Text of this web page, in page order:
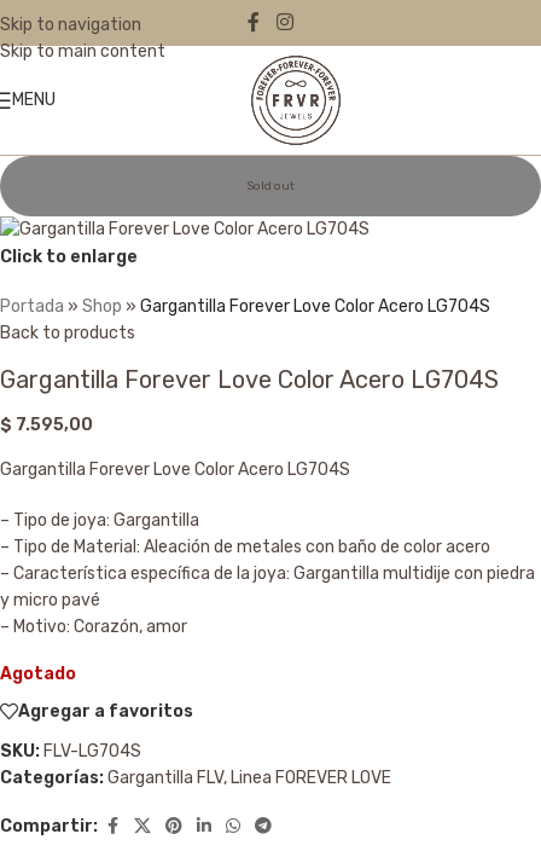
Skip to navigation
Skip to main content
MENU
Sold out
Click to enlarge
Portada » Shop » Gargantilla Forever Love Color Acero LG704S
Back to products
Gargantilla Forever Love Color Acero LG704S
$ 7.595,00
Gargantilla Forever Love Color Acero LG704S
– Tipo de joya: Gargantilla
– Tipo de Material: Aleación de metales con baño de color acero
– Característica específica de la joya: Gargantilla multidije con piedra
y micro pavé
– Motivo: Corazón, amor
Agotado
Agregar a favoritos
SKU: FLV-LG704S
Categorías:Gargantilla FLV, Linea FOREVER LOVE
Compartir: